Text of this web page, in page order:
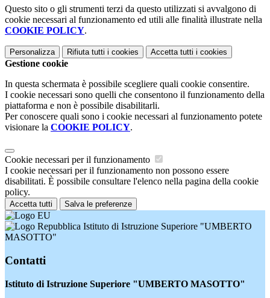
Questo sito o gli strumenti terzi da questo utilizzati si avvalgono di
cookie necessari al funzionamento ed utili alle finalità illustrate nella
COOKIE POLICY.
Personalizza Rifiuta tutti i cookies Accetta tutti i cookies
Gestione cookie
In questa schermata è possibile scegliere quali cookie consentire.
I cookie necessari sono quelli che consentono il funzionamento della
piattaforma e non è possibile disabilitarli.
Per conoscere quali sono i cookie necessari al funzionamento potete
visionare la COOKIE POLICY.
Cookie necessari per il funzionamento
I cookie necessari per il funzionamento non possono essere
disabilitati. È possibile consultare l'elenco nella pagina della cookie
policy.
Accetta tutti Salva le preferenze
Istituto di Istruzione Superiore "UMBERTO
MASOTTO"
Contatti
Istituto di Istruzione Superiore "UMBERTO MASOTTO"